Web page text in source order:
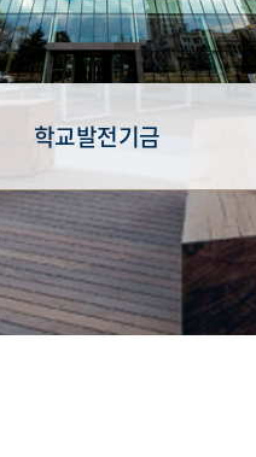
학교발전기금